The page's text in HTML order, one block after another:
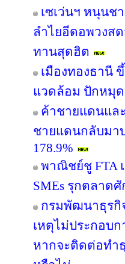
เซเว่นฯ หนุนช
ลำไยอีดอพวงส
ทานสุดฮิต
เมืองทองธานี
แวดล้อม ปักหมุด
ค้าชายแดนแล
ชายแดนกลับมา
178.9%
พาณิชย์ชู FTA
SMEs รุกตลาด
กรมพัฒนาธุรกิ
เหตุไม่ประกอบ
หากจะติดต่อทำ